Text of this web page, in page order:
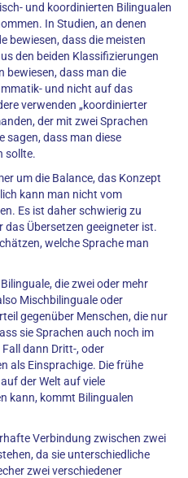
und koordinierten Bilingualen
In Studien, an denen
bewiesen, dass die meisten
den beiden Klassifizierungen
bewiesen, dass man die
und nicht auf das
verwenden „koordinierter
der mit zwei Sprachen
sagen, dass man diese
sollte.
um die Balance, das Konzept
kann man nicht vom
Es ist daher schwierig zu
Übersetzen geeigneter ist.
welche Sprache man
die zwei oder mehr
Mischbilinguale oder
gegenüber Menschen, die nur
sie Sprachen auch noch im
dann Dritt-, oder
als Einsprachige. Die frühe
der Welt auf viele
kann, kommt Bilingualen
Verbindung zwischen zwei
da sie unterschiedliche
zwei verschiedener